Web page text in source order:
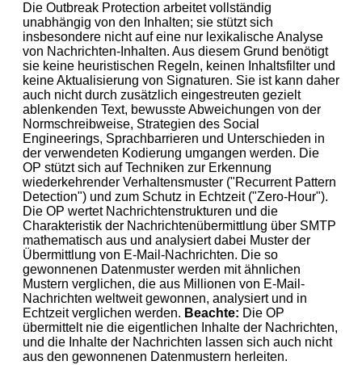
Die Outbreak Protection arbeitet vollständig
unabhängig von den Inhalten; sie stützt sich
insbesondere nicht auf eine nur lexikalische Analyse
von Nachrichten-Inhalten. Aus diesem Grund benötigt
sie keine heuristischen Regeln, keinen Inhaltsfilter und
keine Aktualisierung von Signaturen. Sie ist kann daher
auch nicht durch zusätzlich eingestreuten gezielt
ablenkenden Text, bewusste Abweichungen von der
Normschreibweise, Strategien des Social
Engineerings, Sprachbarrieren und Unterschieden in
der verwendeten Kodierung umgangen werden. Die
OP stützt sich auf Techniken zur Erkennung
wiederkehrender Verhaltensmuster ("Recurrent Pattern
Detection") und zum Schutz in Echtzeit ("Zero-Hour").
Die OP wertet Nachrichtenstrukturen und die
Charakteristik der Nachrichtenübermittlung über SMTP
mathematisch aus und analysiert dabei Muster der
Übermittlung von E-Mail-Nachrichten. Die so
gewonnenen Datenmuster werden mit ähnlichen
Mustern verglichen, die aus Millionen von E-Mail-
Nachrichten weltweit gewonnen, analysiert und in
Echtzeit verglichen werden. Beachte: Die OP
übermittelt nie die eigentlichen Inhalte der Nachrichten,
und die Inhalte der Nachrichten lassen sich auch nicht
aus den gewonnenen Datenmustern herleiten.